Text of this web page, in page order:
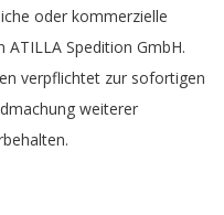
oder kommerzielle
Spedition GmbH.
verpflichtet zur sofortigen
weiterer